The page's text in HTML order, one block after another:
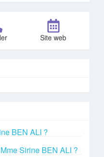
Site web
BEN ALI ?
Sirine BEN ALI ?